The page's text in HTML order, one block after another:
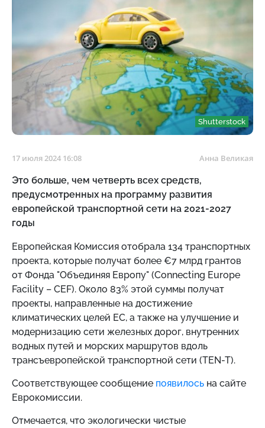
Shutterstock
17 июля 2024 16:08 Анна Великая
Это больше, чем четверть всех средств,
предусмотренных на программу развития
европейской транспортной сети на 2021-2027
годы
Европейская Комиссия отобрала 134 транспортных
проекта, которые получат более €7 млрд грантов
от Фонда "Объединяя Европу" (Connecting Europe
Facility – CEF). Около 83% этой суммы получат
проекты, направленные на достижение
климатических целей ЕС, а также на улучшение и
модернизацию сети железных дорог, внутренних
водных путей и морских маршрутов вдоль
трансъевропейской транспортной сети (TEN-T).
Соответствующее сообщение появилось на сайте
Еврокомиссии.
Отмечается, что экологически чистые